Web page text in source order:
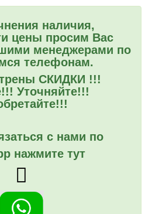
наличия,
цены просим Вас
менеджерами по
телефонам.
СКИДКИ !!!
Уточняйте!!!
с нами по
нажмите тут